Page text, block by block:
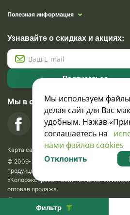
Фильтр
Полезная информация
Узнавайте о скидках и акциях:
Подписаться
Мы в социальных сетях
Карта сайта
© 2009-2026 Krasavik.by. Сувениры
продукция и сувениры с логотипом. УНН
«Колорэкспресс». Сайт не является
оптовая продажа.
Мы используем
делая сайт для Вас
удобным. Нажав
соглашаетесь на
нами файлов cookies
Отклонить